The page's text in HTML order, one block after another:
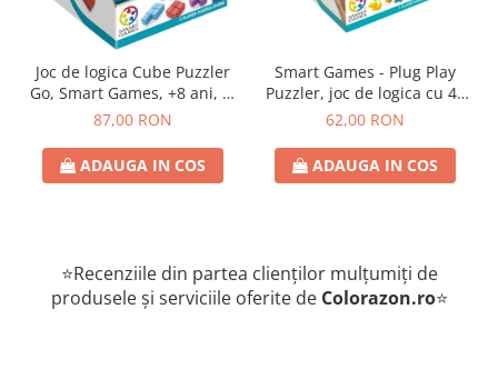
Joc de logica Cube Puzzler
Go, Smart Games, +8 ani, lb
romana
87,00 RON
ADAUGA IN COS
Smart Games - Plug Play
Puzzler, joc de logica cu 48
de provocari, 6+ ani, lb
62,00 RON
ADAUGA IN COS
⭐Recenziile din partea clienților mulțumiți de
produsele și serviciile oferite de Colorazon.ro⭐